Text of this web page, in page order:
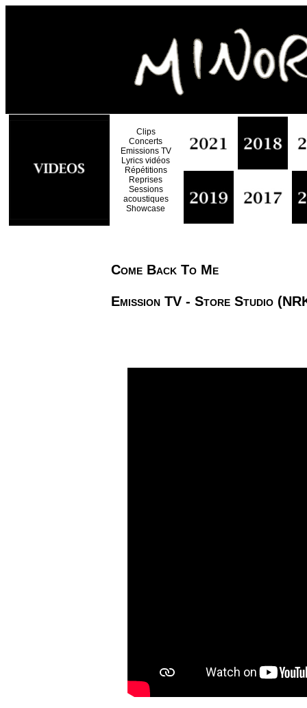
Clips
Concerts
Emissions TV
Lyrics vidéos
Répétitions
Reprises
Sessions
acoustiques
Showcase
Come Back To Me
Emission TV - Store Studio